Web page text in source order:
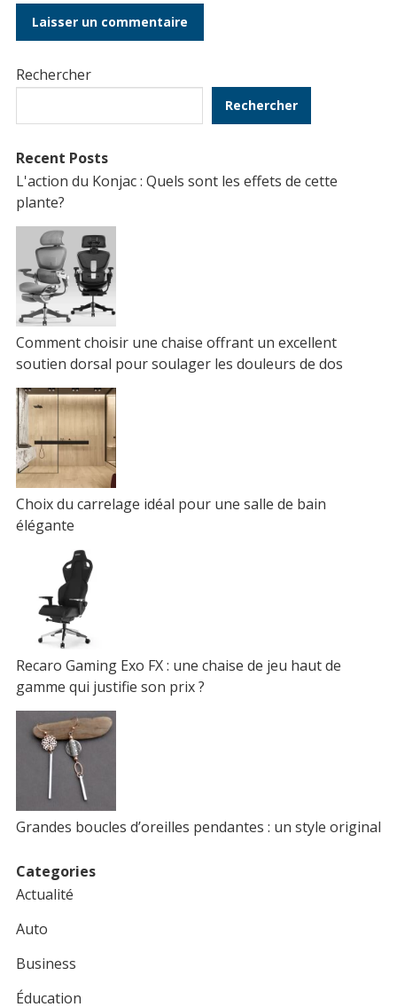
Rechercher
Rechercher
Recent Posts
L'action du Konjac : Quels sont les effets de cette
plante?
Comment choisir une chaise offrant un excellent
soutien dorsal pour soulager les douleurs de dos
Choix du carrelage idéal pour une salle de bain
élégante
Recaro Gaming Exo FX : une chaise de jeu haut de
gamme qui justifie son prix ?
Grandes boucles d’oreilles pendantes : un style original
Categories
Actualité
Auto
Business
Éducation